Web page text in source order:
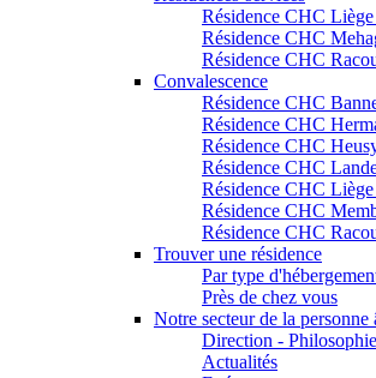
Résidence CHC
Résidence CHC
Résidence CHC
Convalescence
Résidence CHC
Résidence CHC
Résidence CHC
Résidence CHC
Résidence CHC
Résidence CHC
Résidence CHC
Trouver une résidence
Par type
Près de chez vous
Notre secteur de la personne
Direction -
Actualités